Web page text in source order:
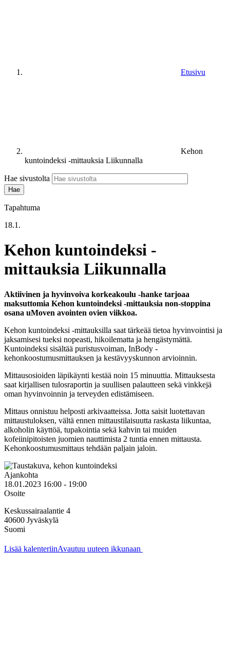
Etusivu
Kehon
kuntoindeksi -mittauksia Liikunnalla
Hae sivustolta
Tapahtuma
18.1.
Kehon kuntoindeksi -
mittauksia Liikunnalla
Aktiivinen ja hyvinvoiva korkeakoulu -hanke tarjoaa
maksuttomia Kehon kuntoindeksi -mittauksia non-stoppina
osana uMoven avointen ovien viikkoa.
Kehon kuntoindeksi -mittauksilla saat tärkeää tietoa hyvinvointisi ja
jaksamisesi tueksi nopeasti, hikoilematta ja hengästymättä.
Kuntoindeksi sisältää puristusvoiman, InBody -
kehonkoostumusmittauksen ja kestävyyskunnon arvioinnin.
Mittausosioiden läpikäynti kestää noin 15 minuuttia. Mittauksesta
saat kirjallisen tulosraportin ja suullisen palautteen sekä vinkkejä
oman hyvinvoinnin ja terveyden edistämiseen.
Mittaus onnistuu helposti arkivaatteissa. Jotta saisit luotettavan
mittaustuloksen, vältä ennen mittaustilaisuutta raskasta liikuntaa,
alkoholin käyttöä, tupakointia sekä kahvin tai muiden
kofeiinipitoisten juomien nauttimista 2 tuntia ennen mittausta.
Kehonkoostumusmittaus tehdään paljain jaloin.
Ajankohta
18.01.2023 16:00 - 19:00
Osoite
Keskussairaalantie 4
40600 Jyväskylä
Suomi
Lisää kalenteriinAvautuu uuteen ikkunaan